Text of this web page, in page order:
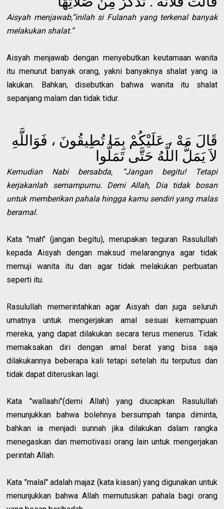
Aisyah menjawab,”inilah si Fulanah yang terkenal banyak
melakukan shalat.”
Aisyah menjawab dengan menyebutkan keutamaan wanita
itu menurut banyak orang, yakni banyaknya shalat yang ia
lakukan. Bahkan, disebutkan bahwa wanita itu shalat
sepanjang malam dan tidak tidur.
قَالَ مَهْ ، عَلَيْكُمْ بِمَا تُطِيقُونَ ، فَوَاللَّهِ
لاَ يَمَلُّ اللَّهُ حَتَّى تَمَلُّوا
Kemudian Nabi bersabda, “Jangan begitu! Tetapi
kerjakanlah semampumu. Demi Allah, Dia tidak bosan
untuk memberikan pahala hingga kamu sendiri yang malas
beramal.
Kata "mah" (jangan begitu), merupakan teguran Rasulullah
kepada Aisyah dengan maksud melarangnya agar tidak
memuji wanita itu dan agar tidak melakukan perbuatan
seperti itu.
Rasulullah memerintahkan agar Aisyah dan juga seluruh
umatnya untuk mengerjakan amal sesuai kemampuan
mereka, yang dapat dilakukan secara terus menerus. Tidak
memaksakan diri dengan amal berat yang bisa saja
dilakukannya beberapa kali tetapi setelah itu terputus dan
tidak dapat diteruskan lagi.
Kata "wallaahi"(demi Allah) yang diucapkan Rasulullah
menunjukkan bahwa bolehnya bersumpah tanpa diminta,
bahkan ia menjadi sunnah jika dilakukan dalam rangka
menegaskan dan memotivasi orang lain untuk mengerjakan
perintah Allah.
Kata "malal" adalah majaz (kata kiasan) yang digunakan untuk
menunjukkan bahwa Allah memutuskan pahala bagi orang